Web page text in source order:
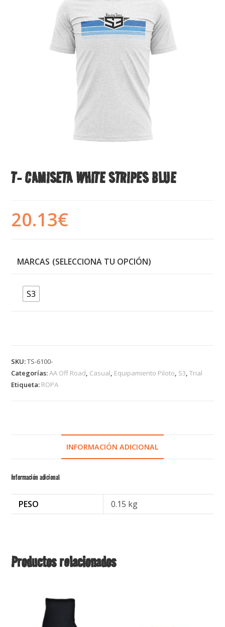
T- CAMISETA WHITE STRIPES BLUE
20.13€
MARCAS
S3
SKU:TS-6100-
Categorías:AA Off Road, Casual, Equipamiento Piloto, S3,Trial
Etiqueta: ROPA
INFORMACIÓN ADICIONAL
Información adicional
PESO 0.15 kg
Productos relacionados